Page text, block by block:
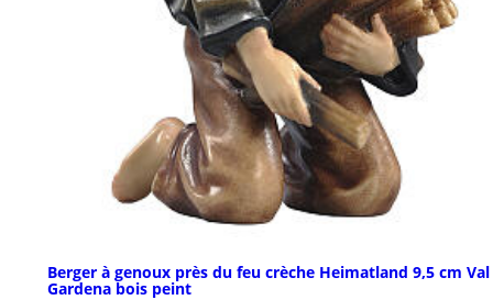
Berger à genoux près du feu crèche Heimatland 9,5 cm Val
Gardena bois peint